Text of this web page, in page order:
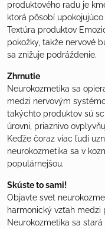
produktového radu je
ktorá pôsobí
Textúra produktov
pokožky, takže nervové
sa znižuje podráždenie.
Zhrnutie
Neurokozmetika sa
medzi nervovým
takýchto produktov sú
úrovni, priaznivo
Keďže čoraz viac ľudí
neurokozmetika sa v
populárnejšou.
Skúste to sami!
Objavte svet
harmonický vzťah medzi
Neurokozmetika sa